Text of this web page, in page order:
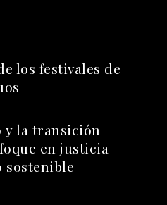
los festivales de
y la transición
en justicia
sostenible